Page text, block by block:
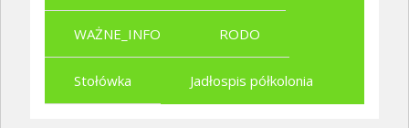
WAŻNE_INFO RODO
Stołówka Jadłospis półkolonia